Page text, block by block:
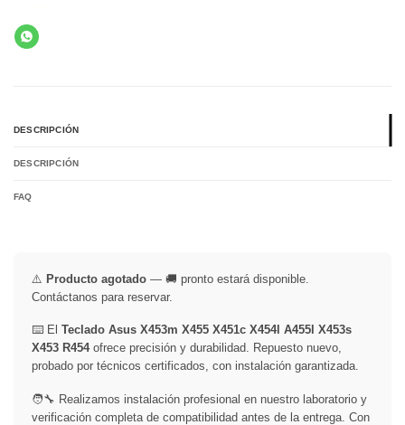
DESCRIPCIÓN
DESCRIPCIÓN
FAQ
⚠️ Producto agotado — 🚚 pronto estará disponible.
Contáctanos para reservar.
⌨️ El Teclado Asus X453m X455 X451c X454l A455l X453s
X453 R454ofrece precisión y durabilidad. Repuesto nuevo,
probado por técnicos certificados, con instalación garantizada.
🧑‍🔧 Realizamos instalación profesional en nuestro laboratorio y
verificación completa de compatibilidad antes de la entrega. Con